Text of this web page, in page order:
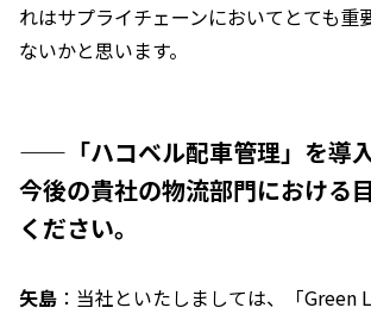
れはサプライチェーンにおいてとても重
ないかと思います。
——「ハコベル配車管理」を導入
今後の貴社の物流部門における
ください。
矢島 ：当社といたしましては、「Green